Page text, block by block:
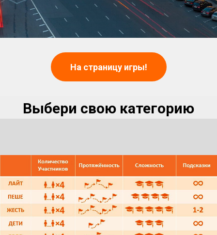
На страницу игры!
Выбери свою категорию